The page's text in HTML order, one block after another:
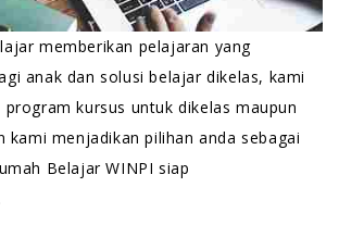
memberikan pelajaran yang
anak dan solusi belajar dikelas, kami
kursus untuk dikelas maupun
kami menjadikan pilihan anda sebagai
Belajar WINPI siap